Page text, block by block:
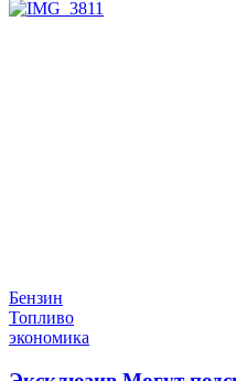
Бензин
Топливо
экономика